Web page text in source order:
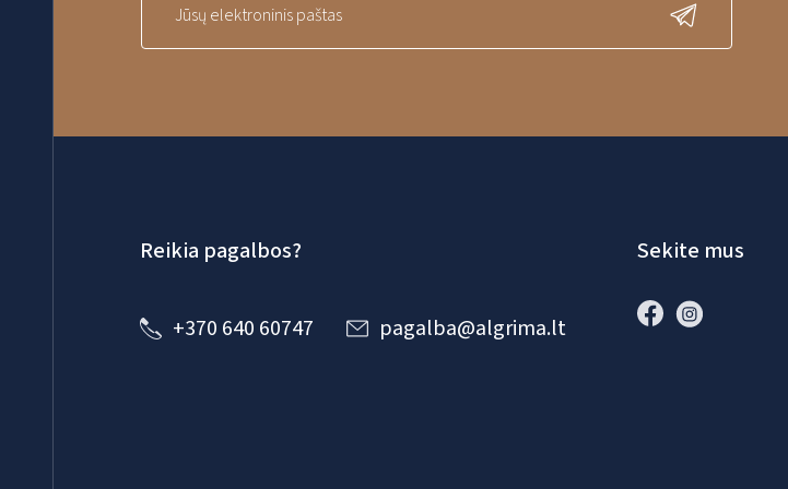
Reikia pagalbos?
+370 640 60747 pagalba@algrima.lt
Sekite mus